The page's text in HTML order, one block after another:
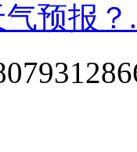
预报？